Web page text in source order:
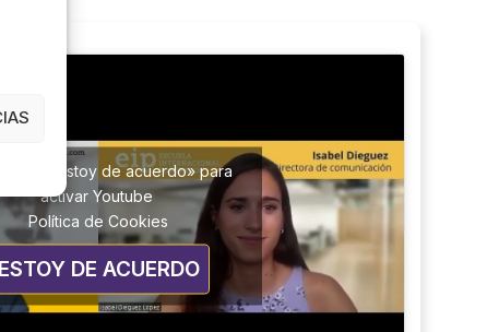
clic en «Estoy de acuerdo» para
activar Youtube
Política de Cookies
ESTOY DE ACUERDO